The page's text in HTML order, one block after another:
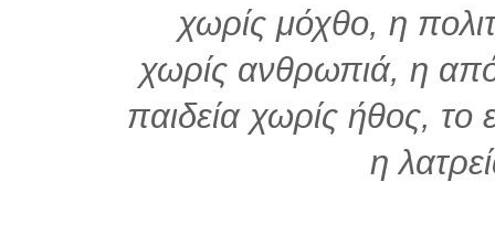
χωρίς μόχθο, η
χωρίς ανθρωπιά, η
παιδεία χωρίς ήθος, το
η